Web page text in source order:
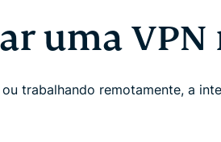
uma
trabalhando remotamente, a